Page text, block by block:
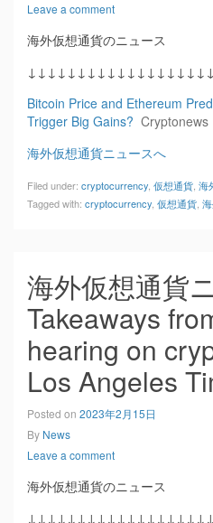
Leave a comment
海外仮想通貨のニュース
Bitcoin Price and Ethereum
Trigger Big Gains? Cryptonews
海外仮想通貨ニュースへ
Filed under: cryptocurrency 仮想通貨 海
Tagged with: cryptocurrency 仮想通貨
海外仮想通貨
Takeaways
hearing on
Los Angeles
Posted on 2023年2月15日
By News
Leave a comment
海外仮想通貨のニュース